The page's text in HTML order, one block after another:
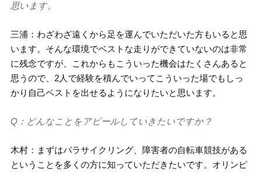
思います。
三浦：わざわざ遠くから足を運んでいただいた方もいると思
います。そんな環境でベストな走りができていないのは非常
に残念ですが、これからもこういった機会はたくさんあると
思うので、2人で経験を積んでいってこういった場でもしっ
かり自己ベストを出せるようになりたいと思います。
Q：どんなことをアピールしていきたいですか？
木村：まずはパラサイクリング、障害者の自転車競技がある
ということを多くの方に知っていただきたいです。オリンピ